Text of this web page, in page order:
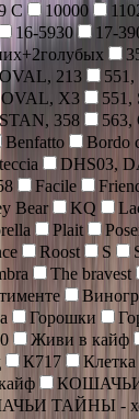
С 10000
16-5930 17-
213
OVAL, X3 551,
358 563,
Benfatto
Bordo
DHS03,
Facile
Bear KQ
Plait
Roost S
The bravest
Горошки
Живи в кайф
К717 Клетка
ТАЙНЫ -